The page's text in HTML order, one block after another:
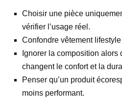
Choisir une pièce
vérifier l’usage réel.
Confondre vêtement
Ignorer la composition alors
changent le confort et la
Penser qu’un produit
moins performant.